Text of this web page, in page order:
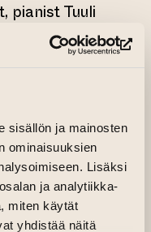
sisällön ja mainosten
ominaisuuksien
Lisäksi
ja analytiikka-
miten käytät
yhdistää näitä
pianist Tuuli
take their
Camden
welcome!